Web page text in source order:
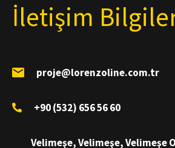
İletişim
proje@lorenzoline.com.tr
+90 (532) 656 56 60
Velimeşe, Velimeşe, Velimeşe